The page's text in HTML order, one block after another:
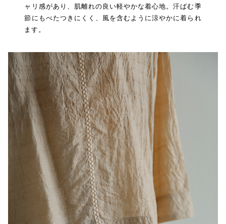
ャリ感があり、肌離れの良い軽やかな着心地。汗ばむ季
節にもべたつきにくく、風を含むように涼やかに着られ
ます。